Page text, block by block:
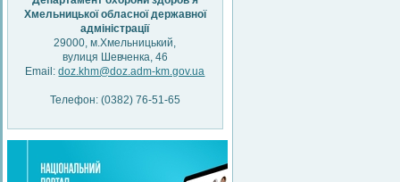
Хмельницької обласної державної
адміністрації
29000, м.Хмельницький,
вулиця Шевченка, 46
Email:doz.khm@doz.adm-km.gov.ua
Телефон: (0382) 76-51-65